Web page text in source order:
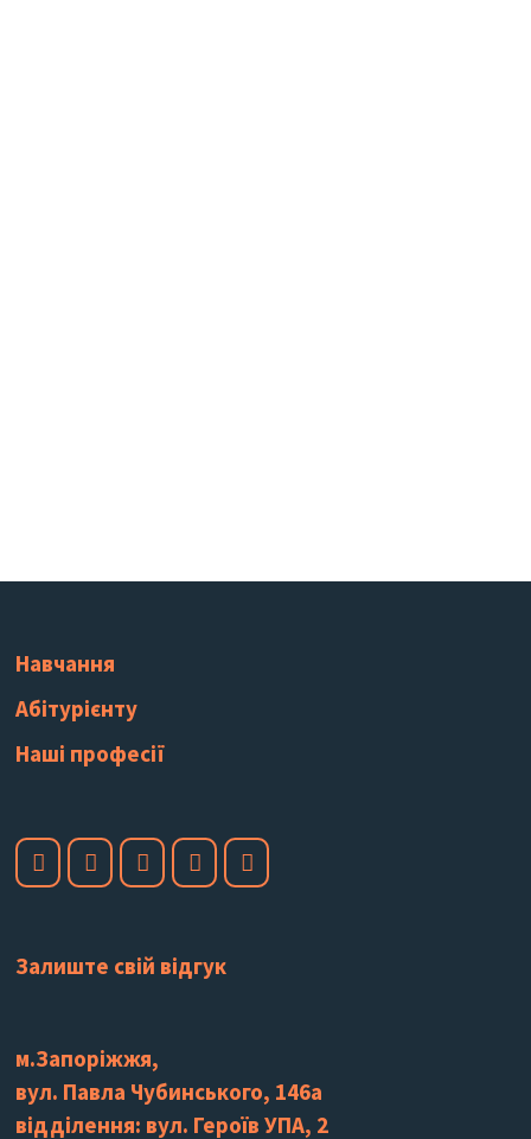
Навчання
Абітурієнту
Наші професії
Залиште свій відгук
м.Запоріжжя,
вул. Павла Чубинського, 146а
відділення: вул. Героїв УПА, 2